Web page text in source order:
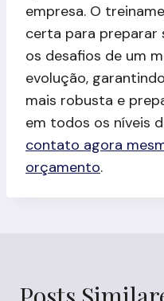
empresa. O
certa para preparar
os desafios de um
evolução,
mais robusta e
em todos os níveis
contato agora
orçamento.